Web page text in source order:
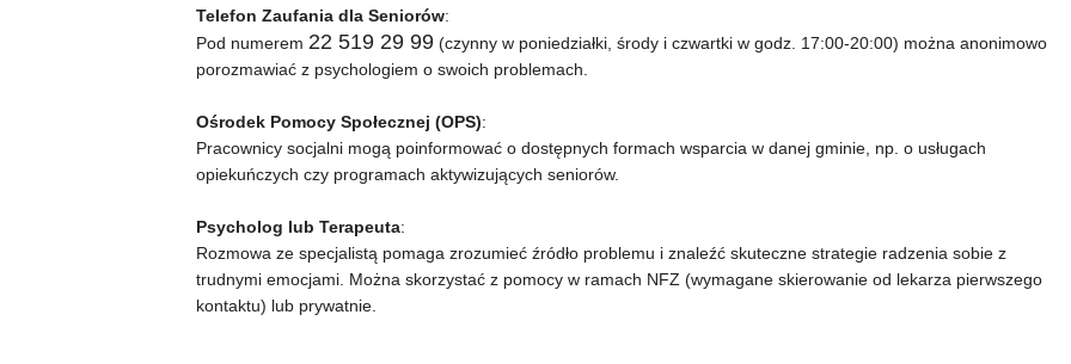
Telefon Zaufania dla Seniorów:
Pod numerem 22 519 29 99 (czynny w poniedziałki, środy i czwartki w godz. 17:00-20:00) można anonimowo
porozmawiać z psychologiem o swoich problemach.
Ośrodek Pomocy Społecznej (OPS):
Pracownicy socjalni mogą poinformować o dostępnych formach wsparcia w danej gminie, np. o usługach
opiekuńczych czy programach aktywizujących seniorów.
Psycholog lub Terapeuta:
Rozmowa ze specjalistą pomaga zrozumieć źródło problemu i znaleźć skuteczne strategie radzenia sobie z
trudnymi emocjami. Można skorzystać z pomocy w ramach NFZ (wymagane skierowanie od lekarza pierwszego
kontaktu) lub prywatnie.